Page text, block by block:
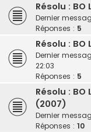
Résolu : BO
Dernier
Réponses : 5
Résolu : BO
Dernier
22:03
Réponses : 5
Résolu :
(2007)
Dernier
Réponses : 10